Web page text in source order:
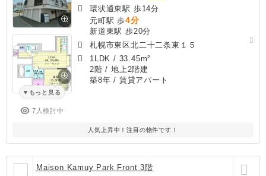
もっと見る
7人検討中
環状通東駅 歩14分
元町駅 歩4分
新道東駅 歩20分
札幌市東区北二十二条東１５
1LDK / 33.45m²
2階 / 地上2階建
築8年 / 賃貸アパート
人気上昇中！注目の物件です！
Maison Kamuy Park Front 3階